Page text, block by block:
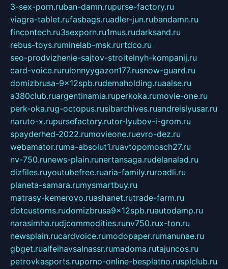
3-sex-porn.ruban-damn.rupurse-factory.ru
viagra-tablet.rufasbags.ruadler-jun.rubandamn.ru
fincontech.ru3sexporn.ru1mus.rudarksand.ru
rebus-toys.ruminelab-msk.rurtdco.ru
seo-prodvizhenie-sajtov-stroitelnyh-kompanij.ru
card-voice.rurulonnyygazon177.rusnow-guard.ru
domizbrusa-9x12spb.rudemaholding.ruaalse.ru
a380club.ruargentinamia.ruperkoka.rumovie-one.ru
perk-oka.rug-octopus.rusibarchives.ruandreislyusar.ru
naruto-x.rupursefactory.rutor-lyubov-i-grom.ru
spayderhed-2022.rumovieone.ruevro-dez.ru
webamator.ruma-absolut1.ruavtopomosch27.ru
nv-750.runews-plain.runertansaga.rudelanalad.ru
dizfiles.ruyoutubefree.ruaria-family.ruroadli.ru
planeta-samara.rumysmartbuy.ru
matrasy-kemerovo.ruashanet.rutrade-farm.ru
dotcustoms.rudomizbrusa9x12spb.ruautodamp.ru
narasimha.rudjcommodities.runv750.rux-ton.ru
newsplain.rucardvoice.rumodopaper.rumanunae.ru
gbget.rualfeihavsalnassr.rumadoma.rutajuncos.ru
petrovkasports.ruporno-online-besplatno.rusplclub.ru